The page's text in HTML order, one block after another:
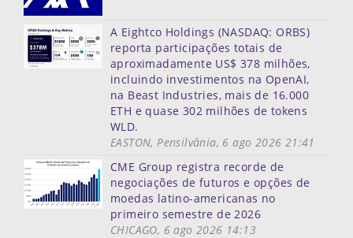
A Eightco Holdings (NASDAQ: ORBS)
reporta participações totais de
aproximadamente US$ 378 milhões,
incluindo investimentos na OpenAI,
na Beast Industries, mais de 16.000
ETH e quase 302 milhões de tokens
WLD.
EASTON, Pensilvânia, 6 ago 2026 21:41
CME Group registra recorde de
negociações de futuros e opções de
moedas latino-americanas no
primeiro semestre de 2026
CHICAGO, 6 ago 2026 14:13